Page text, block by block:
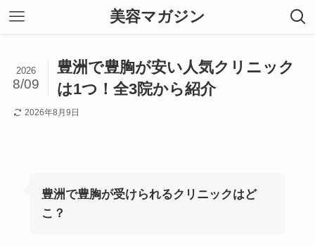
美容マガジン
豊洲で豊胸が安い人気クリニック
は1つ！全3院から紹介
2026
8/09
2026年8月9日
豊洲で豊胸が受けられるクリニックはど
こ？